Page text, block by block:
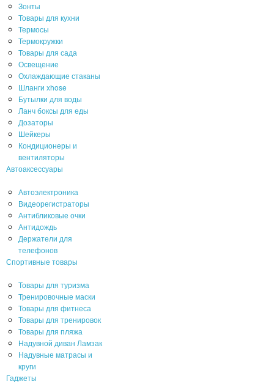
Зонты
Товары для кухни
Термосы
Термокружки
Товары для сада
Освещение
Охлаждающие стаканы
Шланги xhose
Бутылки для воды
Ланч боксы для еды
Дозаторы
Шейкеры
Кондиционеры и
вентиляторы
Автоаксессуары
Автоэлектроника
Видеорегистраторы
Антибликовые очки
Антидождь
Держатели для
телефонов
Спортивные товары
Товары для туризма
Тренировочные маски
Товары для фитнеса
Товары для тренировок
Товары для пляжа
Надувной диван Ламзак
Надувные матрасы и
круги
Гаджеты